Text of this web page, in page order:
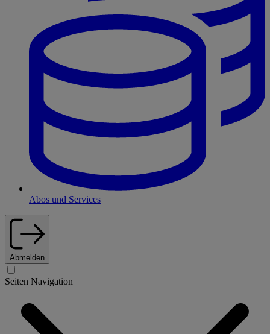
Abos und Services
Abmelden
Seiten Navigation